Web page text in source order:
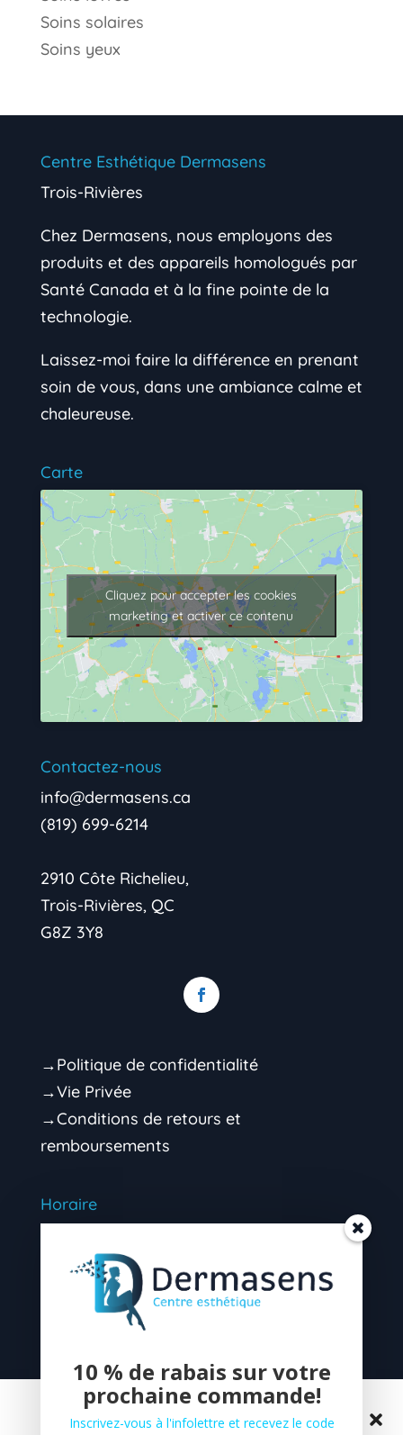
Gérer le consentement aux
Soins solaires
Soins yeux
Centre Esthétique Dermasens
Trois-Rivières
Chez Dermasens, nous employons des
produits et des appareils homologués par
Santé Canada et à la fine pointe de la
technologie.
Laissez-moi faire la différence en prenant
soin de vous, dans une ambiance calme et
chaleureuse.
Carte
Cliquez pour accepter les cookies
marketing et activer ce contenu
Contactez-nous
info@dermasens.ca
(819) 699-6214
2910 Côte Richelieu,
Trois-Rivières, QC
G8Z 3Y8
→Politique de confidentialité
→Vie Privée
→Conditions de retours et
remboursements
Horaire
Mardi 9h00 – 16h30 (soir sur rendez-vous)
Mercredi 9h00 – 16h30 (soir sur rendez-
Vendredi 9h00 – 13h00 (après-midi sur
rendez-vous)
10 % de rabais sur votre
prochaine commande!
Inscrivez-vous à l'infolettre et recevez le code